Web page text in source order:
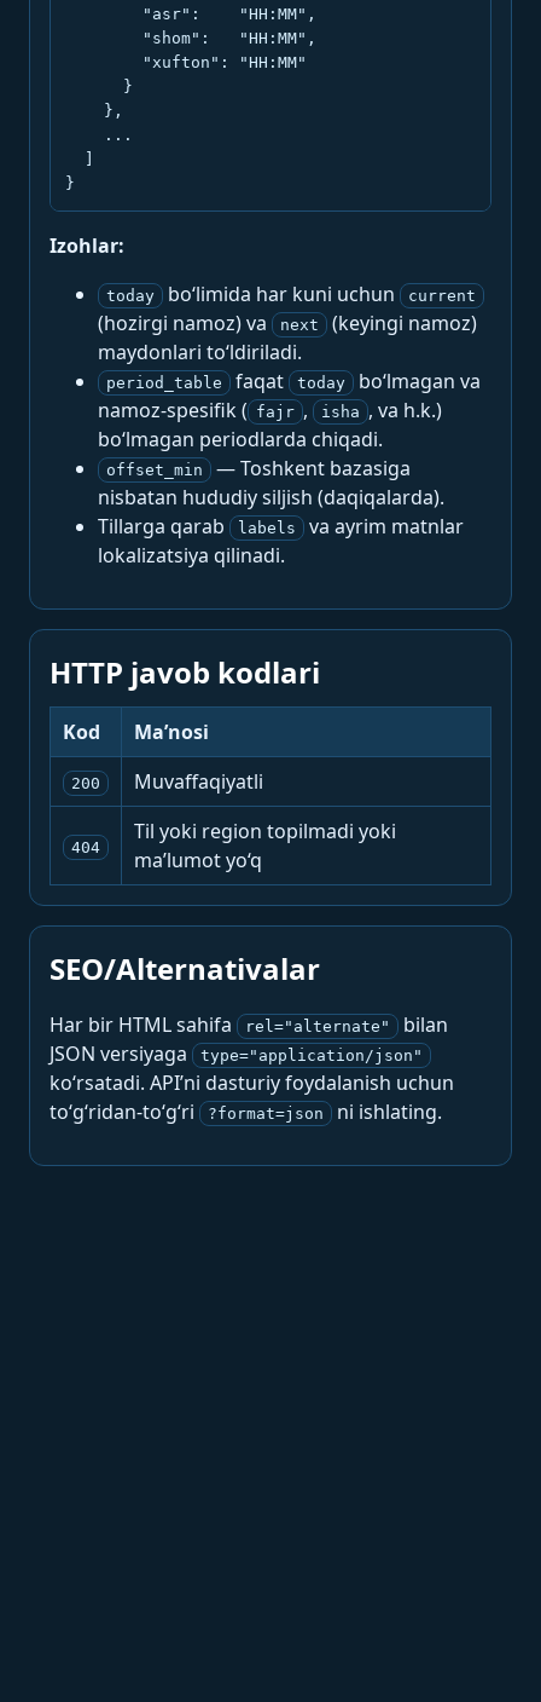
        "asr":    "HH:MM",
        "shom":   "HH:MM",
        "xufton": "HH:MM"
      }
    },
    ...
}
Izohlar:
today bo‘limida har kuni uchun current
(hozirgi namoz) va next
(keyingi namoz)
maydonlari to‘ldiriladi.
period_table faqat today
bo‘lmagan va
namoz-spesifik ( fajr , isha , va h.k.)
bo‘lmagan periodlarda chiqadi.
offset_min
— Toshkent bazasiga
nisbatan hududiy siljish (daqiqalarda).
Tillarga qarab
labels
va ayrim matnlar
lokalizatsiya qilinadi.
HTTP javob kodlari
Kod Ma’nosi
200 Muvaffaqiyatli
404
Til yoki region topilmadi yoki
ma’lumot yo‘q
SEO/Alternativalar
Har bir HTML sahifa rel="alternate"
bilan
JSON versiyaga
type="application/json"
ko‘rsatadi. API’ni dasturiy foydalanish uchun
to‘g‘ridan-to‘g‘ri
?format=json ni ishlating.